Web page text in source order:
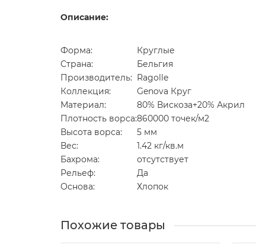
Описание:
Форма:
Круглые
Страна:
Бельгия
Производитель: Ragolle
Коллекция:
Genova Круг
Материал:
80% Вискоза+20% Акрил
Плотность ворса:860000 точек/м2
Высота ворса:
5 мм
Вес:
1.42 кг/кв.м
Бахрома:
отсутствует
Рельеф:
Да
Основа:
Хлопок
Похожие товары